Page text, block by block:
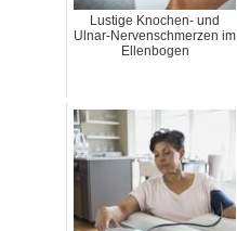
Lustige Knochen- und
Ulnar-Nervenschmerzen im
Ellenbogen